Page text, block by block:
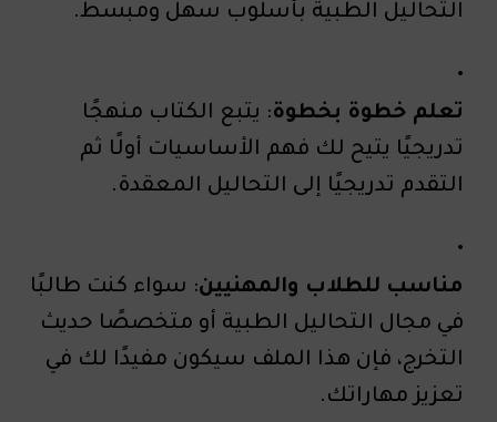
التحاليل الطبية بأسلوب سهل ومبسط.
تعلم خطوة بخطوة: يتبع الكتاب منهجًا
تدريجيًا يتيح لك فهم الأساسيات أولًا ثم
التقدم تدريجيًا إلى التحاليل المعقدة.
مناسب للطلاب والمهنيين: سواء كنت طالبًا
في مجال التحاليل الطبية أو متخصصًا حديث
التخرج، فإن هذا الملف سيكون مفيدًا لك في
تعزيز مهاراتك.